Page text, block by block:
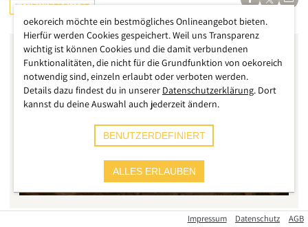
LANDWIRTSCHAFT
Impressum Datenschutz AGB
oekoreich möchte ein bestmögliches Onlineangebot bieten.
Hierfür werden Cookies gespeichert. Weil uns Transparenz
wichtig ist können Cookies und die damit verbundenen
Funktionalitäten, die nicht für die Grundfunktion von oekoreich
notwendig sind, einzeln erlaubt oder verboten werden.
Details dazu findest du in unserer Datenschutzerklärung. Dort
kannst du deine Auswahl auch jederzeit ändern.
BENUTZERDEFINIERT
ALLES ERLAUBEN